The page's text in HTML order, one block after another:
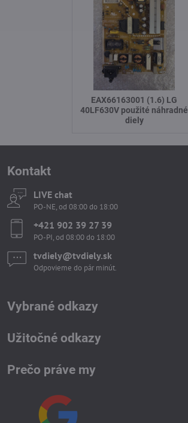
EAX66163001 (1.6) LG
40LF630V použité náhradné
diely
Kontakt
LIVE chat
PO-NE, od 08:00 do 18:00
+421 902 39 27 39
PO-PI, od 08:00 do 18:00
tvdiely​​@tvdiely​​.sk
Odpovieme do pár minút.
Vybrané odkazy
Užitočné odkazy
Prečo práve my